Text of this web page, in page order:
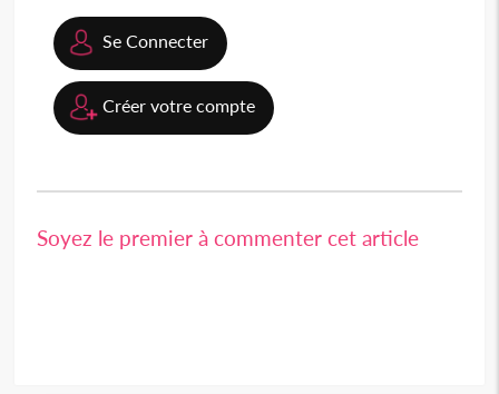
Se Connecter
Créer votre compte
Soyez le premier à commenter cet article